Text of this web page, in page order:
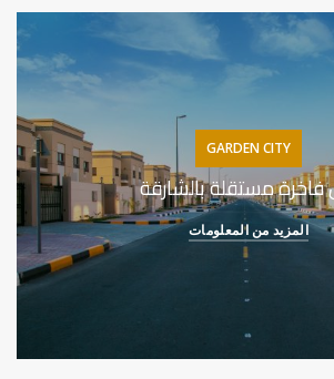
GARDEN CITY
فاخرة مستقلة بالشارقة
المزيد من المعلومات